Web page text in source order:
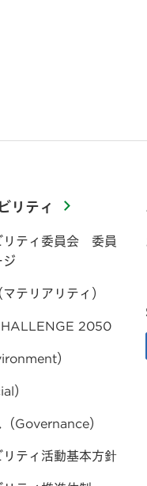
リティ
リティ委員会 委員
テリアリティ）
2050
）
）
Governance）
ティ活動基本方針